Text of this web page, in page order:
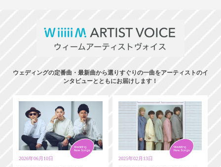
ウェディングの定番曲・最新曲から選りすぐりの一曲をアーティストのイ
ンタビューとともにお届けします！
2026年06月10日 2025年02月13日